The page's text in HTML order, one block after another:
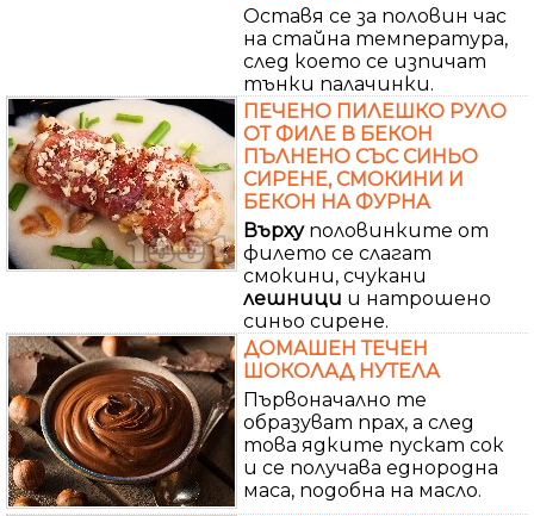
Оставя се за половин час
на стайна температура,
след което се изпичат
тънки палачинки.
ПЕЧЕНО ПИЛЕШКО РУЛО
ОТ ФИЛЕ В БЕКОН
ПЪЛНЕНО СЪС СИНЬО
СИРЕНЕ, СМОКИНИ И
БЕКОН НА ФУРНА
Върхуполовинките от
филето се слагат
смокини, счукани
лешници и натрошено
синьо сирене.
ДОМАШЕН ТЕЧЕН
ШОКОЛАД НУТЕЛА
Първоначално те
образуват прах, а след
това ядките пускат сок
и се получава еднородна
маса, подобна на масло.